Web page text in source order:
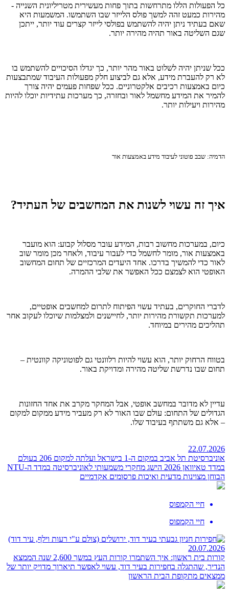
כל הפעולות הללו מתרחשות בתוך פחות מעשירית מטריליונית השנייה -
מהירות כמעט זהה למשך פולס הלייזר שבו השתמשו. המשמעות היא
שאם בעתיד ניתן יהיה להשתמש בפולסי לייזר קצרים עוד יותר, ייתכן
שגם השליטה באור תהיה מהירה יותר.
ככל שניתן יהיה לשלוט באור מהר יותר, כך יגדלו הסיכויים להשתמש בו
לא רק להעברת מידע, אלא גם לביצוע חלק מפעולות העיבוד שמתבצעות
כיום באמצעות רכיבים אלקטרוניים. ככל שפחות פעמים יהיה צורך
להמיר את המידע מחשמל לאור ובחזרה, כך מערכות עתידיות יוכלו להיות
מהירות ויעילות יותר.
הדמיה: שבב פוטוני לעיבוד מידע באמצעות אור
איך זה עשוי לשנות את המחשבים של העתיד?
כיום, במערכות מחשוב רבות, המידע עובר מסלול קבוע: הוא מועבר
באמצעות אור, מומר לחשמל כדי לעבור עיבוד, ולאחר מכן מומר שוב
לאור כדי להמשיך בדרכו. אחד היעדים המרכזיים של תחום המחשוב
האופטי הוא לצמצם ככל האפשר את שלבי ההמרה.
לדברי החוקרים, בעתיד עשוי הפיתוח לתרום למחשבים אופטיים,
למערכות תקשורת מהירות יותר, לחיישנים ולמצלמות שיוכלו לעקוב אחר
תהליכים מהירים במיוחד.
בטווח הרחוק יותר, הוא עשוי להיות רלוונטי גם לפוטוניקה קוונטית –
תחום שבו נדרשת שליטה מהירה ומדויקת באור.
עדיין לא מדובר במחשב אופטי, אבל המחקר מקרב את אחד החזונות
הגדולים של התחום: עולם שבו האור לא רק מעביר מידע ממקום למקום
– אלא גם משתתף בעיבוד שלו.
22.07.2026
אוניברסיטת תל אביב במקום ה-1 בישראל ועלתה למקום 206 בעולם
במדד טאיוואן 2026
הישג מחקרי משמעותי לאוניברסיטה במדד ה-NTU
הבוחן מצוינות מדעית ואיכות פרסומים אקדמיים
חיי הקמפוס
חיי הקמפוס
20.07.2026
קורות בית ראשון: איך השתמרו קורות העץ במשך 2,600 שנה
הממצא
הנדיר, שהתגלה בחפירות בעיר דוד, עשוי לאפשר תיארוך מדויק יותר של
ממצאים מתקופת הבית הראשון